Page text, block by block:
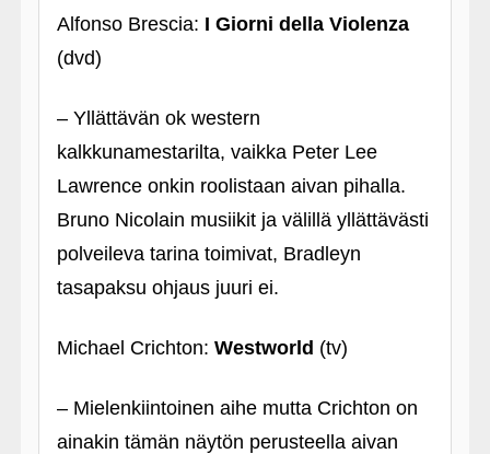
Alfonso Brescia: I Giorni della Violenza
(dvd)
– Yllättävän ok western
kalkkunamestarilta, vaikka Peter Lee
Lawrence onkin roolistaan aivan pihalla.
Bruno Nicolain musiikit ja välillä yllättävästi
polveileva tarina toimivat, Bradleyn
tasapaksu ohjaus juuri ei.
Michael Crichton: Westworld (tv)
– Mielenkiintoinen aihe mutta Crichton on
ainakin tämän näytön perusteella aivan